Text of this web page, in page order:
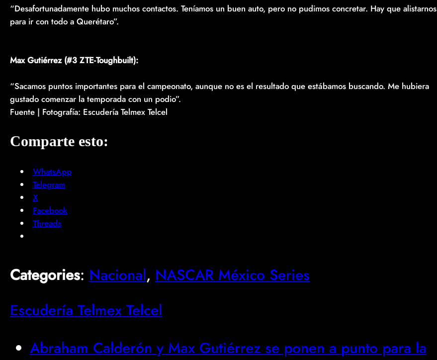
“Desafortunadamente hubo muchos contactos. Teníamos un buen auto, pero no pudimos concretar. Hay que alistarnos
para ir con todo a Querétaro”.
Max Gutiérrez (#3 ZTE-Toughbuilt):
“Sacamos puntos importantes para el campeonato, aunque no es el resultado que estábamos buscando. Me hubiera
gustado comenzar la temporada con un podio”.
Fuente | Fotografía: Escudería Telmex Telcel
Comparte esto:
WhatsApp
Telegram
X
Facebook
Threads
Categories: Nacional, NASCAR México Series
Escudería Telmex Telcel
Abraham Calderón y Max Gutiérrez se ponen a punto para la